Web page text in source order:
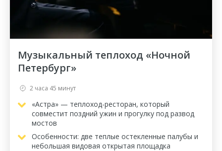
Музыкальный теплоход «Ночной
Петербург»
2 часа 45 минут
«Астра» — теплоход-ресторан, который
совместит поздний ужин и прогулку под развод
мостов
Особенности: две теплые остекленные палубы и
небольшая видовая открытая площадка